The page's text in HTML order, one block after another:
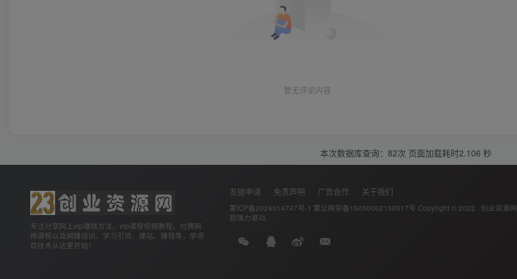
暂无评论内容
本次数据库查询：82次 页面加载耗时2.106 秒
专注分享网上vip赚钱方法、vip课程视频教程、付费网
络课程以及网赚培训，学习引流、建站、赚钱等，学项
目技术从这里开始！
友链申请 免责声明 广告合作 关于我们
蒙ICP备2024014747号-1 蒙公网安备15050002150517号 Copyright © 2022 · 创业资源网
题强力驱动.